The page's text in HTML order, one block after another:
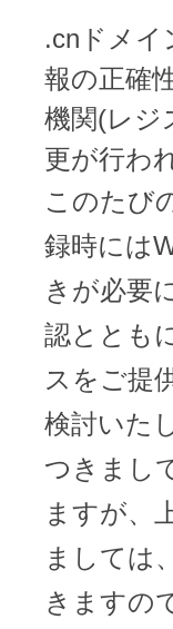
ドメイ
料金
ドメイン
こちら
ドメ
お名前
販価格よ
メール
月869円
不要にな
あん
管理画面
ドメ
ドメイン
ドメ
設定
不正利用
メンテナ
メン
お問い合
.cnドメイ
報の正確
機関(レジ
更が行わ
このたび
録時には
きが必要
認ととも
スをご提
検討いた
つきまし
ますが、
ましては
きますの